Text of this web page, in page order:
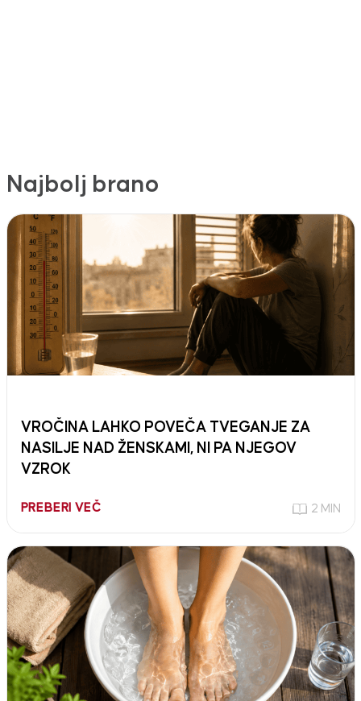
Najbolj brano
VROČINA LAHKO POVEČA TVEGANJE ZA
NASILJE NAD ŽENSKAMI, NI PA NJEGOV
VZROK
PREBERI VEČ 2 MIN